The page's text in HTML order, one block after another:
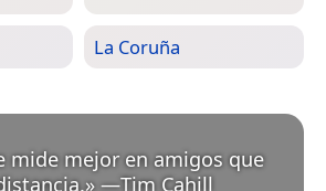
La Coruña
mide mejor en amigos que
» —Tim Cahill